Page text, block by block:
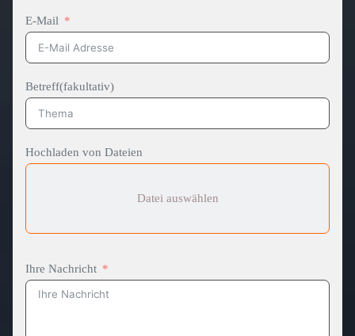
E-Mail
Betreff(fakultativ)
Hochladen von Dateien
Datei auswählen
Ihre Nachricht